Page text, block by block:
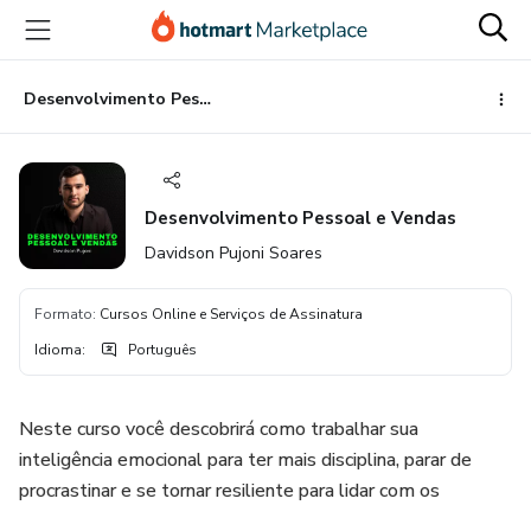
para
conteúdo
principal
para
pagamento
para
rodapé
Desenvolvimento Pessoal e Vendas
Desenvolvimento Pessoal e Vendas
Davidson Pujoni Soares
Formato: Cursos Online e Serviços de Assinatura
Idioma: Português
Neste curso você descobrirá como trabalhar sua
inteligência emocional para ter mais disciplina, parar de
procrastinar e se tornar resiliente para lidar com os